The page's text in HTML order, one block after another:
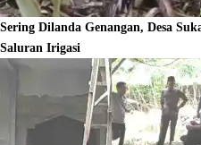
Sering Dilanda Genangan, Desa
Saluran Irigasi